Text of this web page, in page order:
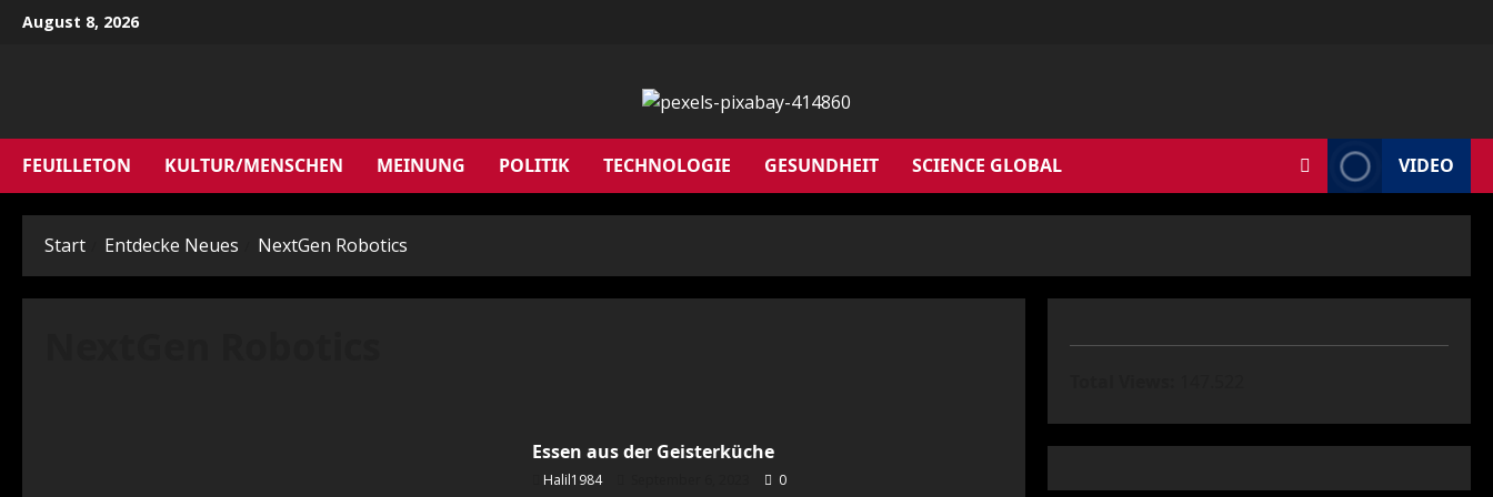
ZumAugust 8, 2026
FEUILLETON KULTUR/MENSCHEN MEINUNG POLITIK TECHNOLOGIE GESUNDHEIT SCIENCE GLOBAL VIDEO
Start Entdecke Neues NextGen Robotics
Essen aus der Geisterküche
Halil1984 0